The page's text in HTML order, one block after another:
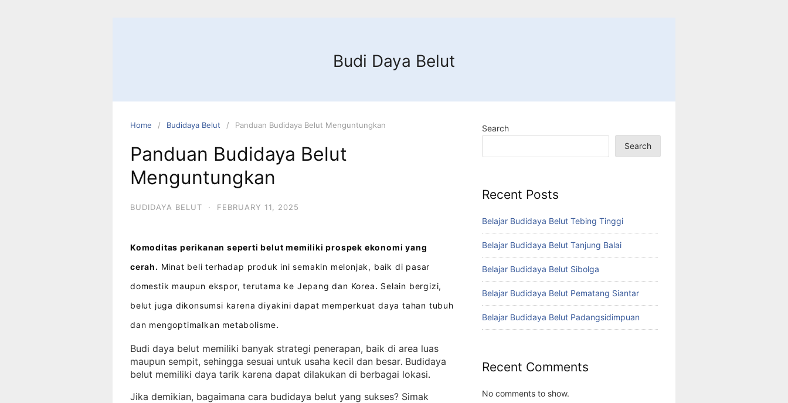
Budi Daya Belut
Home Budidaya Belut Panduan Budidaya Belut Menguntungkan
Panduan Budidaya Belut
Menguntungkan
BUDIDAYA BELUT · FEBRUARY 11, 2025
Komoditas perikanan seperti belut memiliki prospek ekonomi yang
cerah. Minat beli terhadap produk ini semakin melonjak, baik di pasar
domestik maupun ekspor, terutama ke Jepang dan Korea. Selain bergizi,
belut juga dikonsumsi karena diyakini dapat memperkuat daya tahan tubuh
dan mengoptimalkan metabolisme.
Budi daya belut memiliki banyak strategi penerapan, baik di area luas
maupun sempit, sehingga sesuai untuk usaha kecil dan besar. Budidaya
belut memiliki daya tarik karena dapat dilakukan di berbagai lokasi.
Jika demikian, bagaimana cara budidaya belut yang sukses? Simak
Search
Search
Recent Posts
Belajar Budidaya Belut Tebing Tinggi
Belajar Budidaya Belut Tanjung Balai
Belajar Budidaya Belut Sibolga
Belajar Budidaya Belut Pematang Siantar
Belajar Budidaya Belut Padangsidimpuan
Recent Comments
No comments to show.